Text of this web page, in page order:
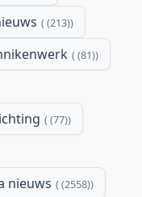
(213)
(81)
(77)
nieuws (2558)